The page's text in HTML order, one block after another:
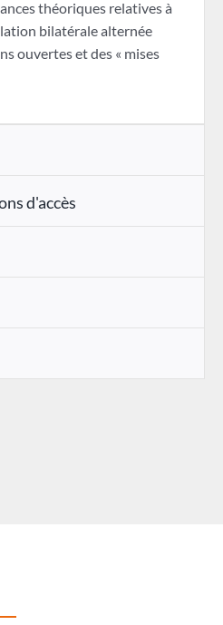
théoriques relatives à
bilatérale alternée
ouvertes et des « mises
d'accès